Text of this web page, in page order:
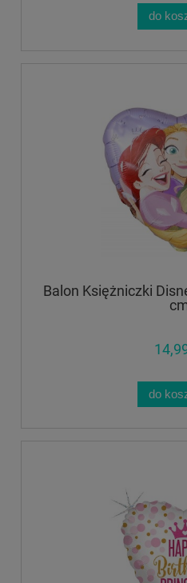
do
Balon Księżniczki
do